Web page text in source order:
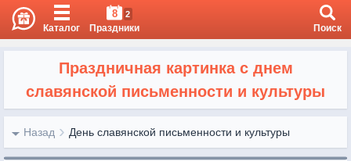
Каталог
8 2
Праздники Поиск
Праздничная картинка с днем
славянской письменности и культуры
Назад День славянской письменности и культуры